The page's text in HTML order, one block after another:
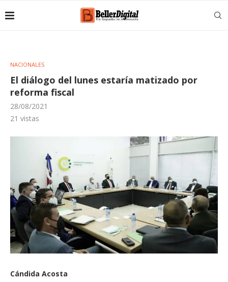
NACIONALES
El diálogo del lunes estaría matizado por
reforma fiscal
28/08/2021
21 vistas
Cándida Acosta